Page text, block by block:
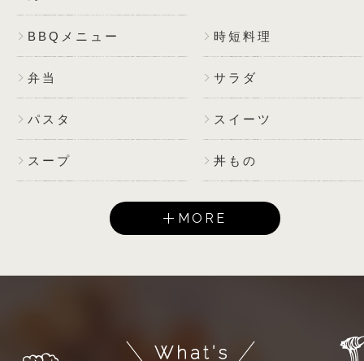
BBQメニュー 時短料理
弁当 サラダ
パスタ スイーツ
スープ 丼もの
MORE